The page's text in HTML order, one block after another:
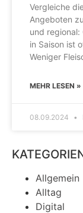
Vergleiche
Angeboten
und regional:
in Saison ist
Weniger
MEHR LESEN »
08.09.2024
Allgemein
Alltag
Digital